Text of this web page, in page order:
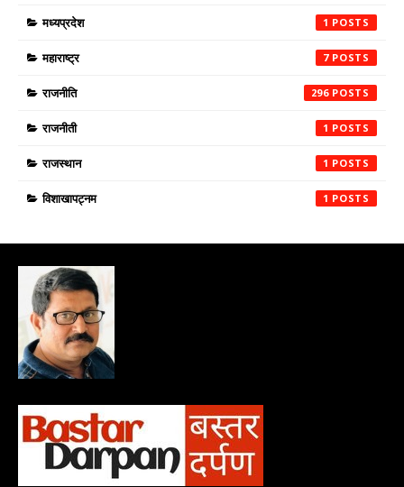
मध्यप्रदेश 1
महाराष्ट्र 7
राजनीति 296
राजनीती 1
राजस्थान 1
विशाखापट्नम 1